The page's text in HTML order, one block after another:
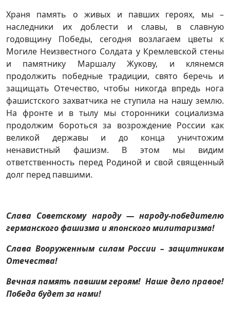
Храня память о живых и павших героях, мы –
наследники их доблести и славы, в славную
годовщину Победы, сегодня возлагаем цветы к
Могиле Неизвестного Солдата у Кремлевской стены
и памятнику Маршалу Жукову, и клянемся
продолжить победные традиции, свято беречь и
защищать Отечество, чтобы никогда впредь нога
фашистского захватчика не ступила на нашу землю.
На фронте и в тылу мы сторонники социализма
продолжим бороться за возрождение России как
великой державы и до конца уничтожим
ненавистный фашизм. В этом мы видим
ответственность перед Родиной и свой священный
долг перед павшими.
Слава Советскому народу — народу-победителю
германского фашизма и японского милитаризма!
Слава Вооруженным силам России – защитникам
Отечества!
Вечная память павшим героям! Наше дело правое!
Победа будет за нами!